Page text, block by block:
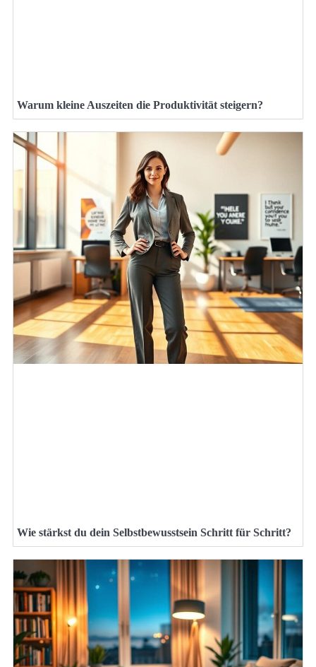
Warum kleine Auszeiten die Produktivität steigern?
Wie stärkst du dein Selbstbewusstsein Schritt für Schritt?